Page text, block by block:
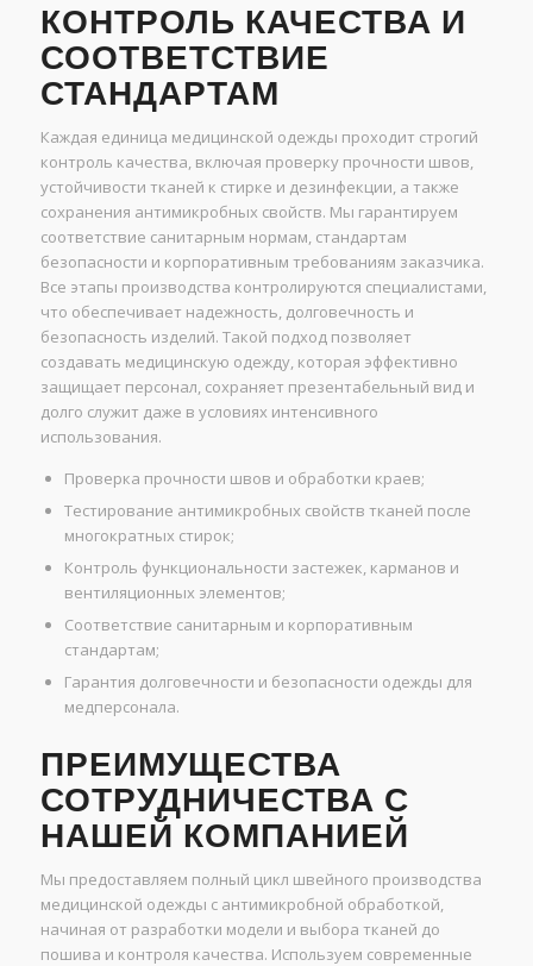
КОНТРОЛЬ КАЧЕСТВА И
СООТВЕТСТВИЕ
СТАНДАРТАМ
Каждая единица медицинской одежды проходит строгий
контроль качества, включая проверку прочности швов,
устойчивости тканей к стирке и дезинфекции, а также
сохранения антимикробных свойств. Мы гарантируем
соответствие санитарным нормам, стандартам
безопасности и корпоративным требованиям заказчика.
Все этапы производства контролируются специалистами,
что обеспечивает надежность, долговечность и
безопасность изделий. Такой подход позволяет
создавать медицинскую одежду, которая эффективно
защищает персонал, сохраняет презентабельный вид и
долго служит даже в условиях интенсивного
использования.
Проверка прочности швов и обработки краев;
Тестирование антимикробных свойств тканей после
многократных стирок;
Контроль функциональности застежек, карманов и
вентиляционных элементов;
Соответствие санитарным и корпоративным
стандартам;
Гарантия долговечности и безопасности одежды для
медперсонала.
ПРЕИМУЩЕСТВА
СОТРУДНИЧЕСТВА С
НАШЕЙ КОМПАНИЕЙ
Мы предоставляем полный цикл швейного производства
медицинской одежды с антимикробной обработкой,
начиная от разработки модели и выбора тканей до
пошива и контроля качества. Используем современные